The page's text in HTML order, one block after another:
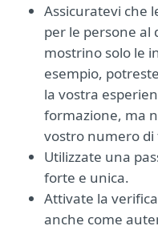
Assicuratevi che
per le persone al
mostrino solo le
esempio,
la vostra
formazione, ma
vostro numero
Utilizzate una
forte e unica.
Attivate la
anche come